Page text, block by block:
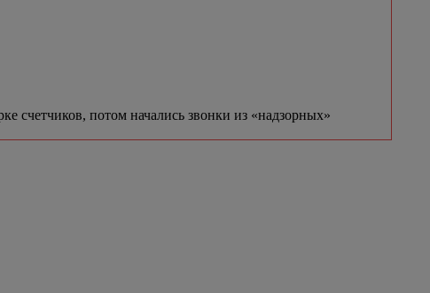
счетчиков, потом начались звонки из «надзорных»